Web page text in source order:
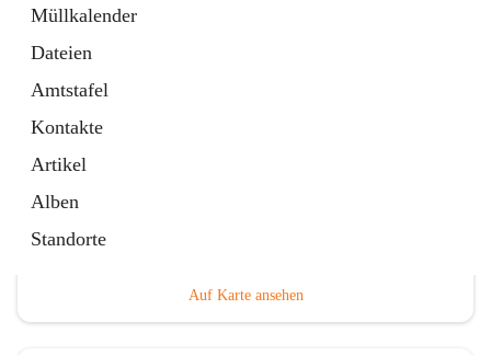
Müllkalender
Dateien
Amtstafel
Kontakte
Artikel
Alben
Standorte
3 Schnellzugriffe
Auf Karte ansehen